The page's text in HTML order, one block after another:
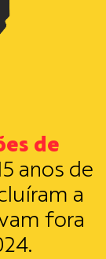
de
anos de
a
fora